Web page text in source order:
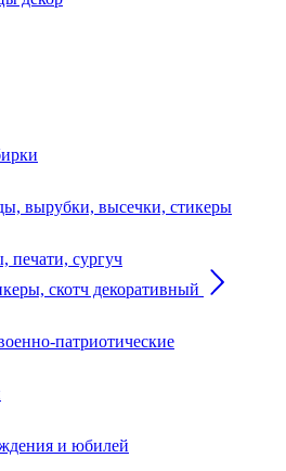
вырубки, высечки, стикеры
сургуч
скотч декоративный
патриотические
и юбилей